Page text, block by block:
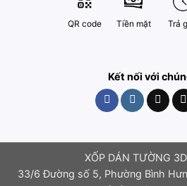
QR code Tiền mặt Trả
Kết nối với
XỐP DÁN TƯỜNG
33/6 Đường số 5, Phường Bình